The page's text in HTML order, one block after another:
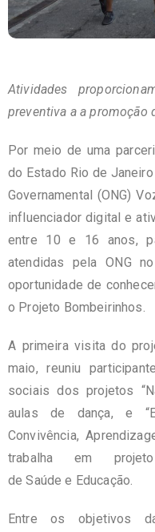
Atividades
preventiva a a promoção
Por meio de uma
do Estado Rio de
Governamental (ONG)
influenciador digital e
entre 10 e 16 anos,
atendidas pela ONG
oportunidade de
o Projeto Bombeirinhos.
A primeira visita do
maio, reuniu
sociais dos projetos
aulas de dança, e
Convivência,
trabalha em
de Saúde e Educação.
Entre os objetivos